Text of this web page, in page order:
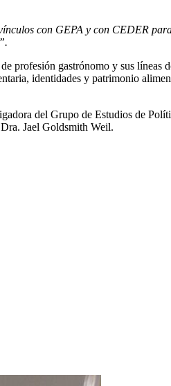
con GEPA y con CEDER
profesión gastrónomo y sus líneas
identidades y patrimonio
del Grupo de Estudios de
Jael Goldsmith Weil.